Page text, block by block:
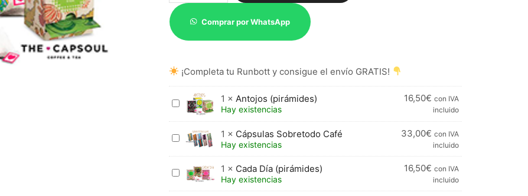
(pirámides)
cantidadComprar por WhatsApp
¡Completa tu Runbott y consigue el envío GRATIS!
Antojos
(pirámides)
1 × Antojos (pirámides)
Hay existencias
16,50€ con IVA
incluido
Cápsulas
Sobretodo
1 × Cápsulas Sobretodo Café
Hay existencias
33,00€ con IVA
incluido
Cada
1 × Cada Día (pirámides)
Hay existencias
16,50€ con IVA
incluido